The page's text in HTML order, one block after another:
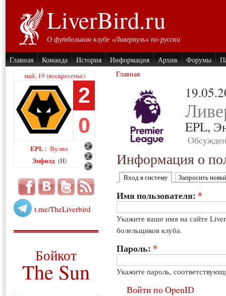
LiverBird.ru
О футбольном клубе «Ливерпуль» по-русски
Главная Команда История Информация Архив Форумы
май, 19 (воскресенье)
2
0
EPL : Вулвз
Энфилд (H)
t.me/TheLiverbird
Бойкот
The Sun
Главная
EPL,
Информация о
Вход в систему Запросить
Имя пользователя: *
Укажите ваше имя на сайте
болельщиков клуба.
Пароль: *
Укажите пароль,
Войти по OpenID